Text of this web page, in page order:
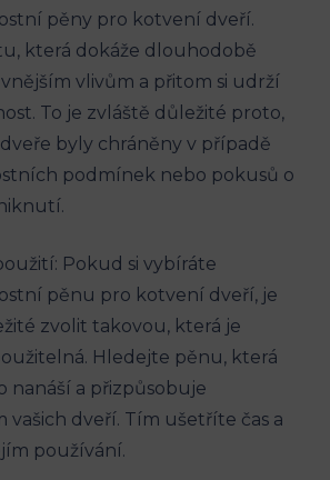
pěny pro kotvení dveří.
která dokáže dlouhodobě
vlivům a přitom si udrží
To je zvláště důležité proto,
byly chráněny v případě
podmínek nebo pokusů o
Pokud si vybíráte
pěnu pro kotvení dveří, je
zvolit takovou, která je
Hledejte pěnu, která
nanáší a přizpůsobuje
vašich dveří. Tím ušetříte čas a
používání.